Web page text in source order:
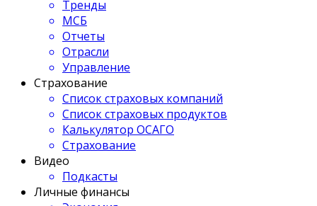
Тренды
МСБ
Отчеты
Отрасли
Управление
Страхование
Список страховых компаний
Список страховых продуктов
Калькулятор ОСАГО
Страхование
Видео
Подкасты
Личные финансы